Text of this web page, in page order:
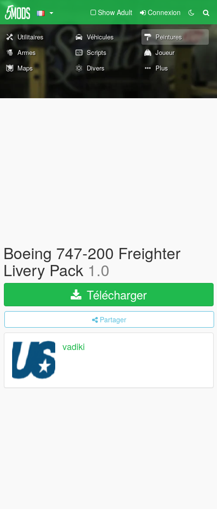
Show Adult Connexion
Utilitaires Véhicules
Peintures
Armes
Scripts
Joueur
Maps
Divers Plus
Boeing 747-200 Freighter
Livery Pack 1.0
Télécharger
Partager
vadiki